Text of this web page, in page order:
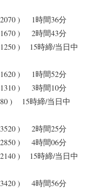
2070 ) 1時間36分
) 2時間43分
1250 ) 15時締/当日中
1620 ) 1時間52分
) 3時間10分
) 15時締/当日中
3520 ) 2時間25分
) 4時間06分
2140 ) 15時締/当日中
3420 ) 4時間56分